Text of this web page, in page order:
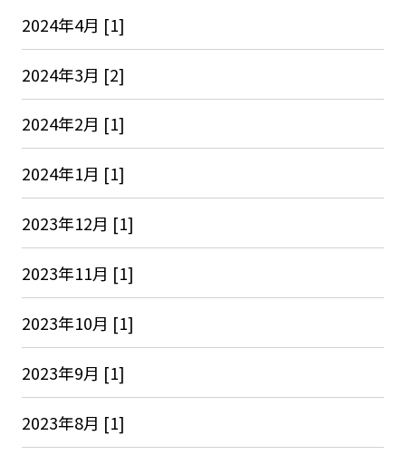
2024年4月 [1]
2024年3月 [2]
2024年2月 [1]
2024年1月 [1]
2023年12月 [1]
2023年11月 [1]
2023年10月 [1]
2023年9月 [1]
2023年8月 [1]